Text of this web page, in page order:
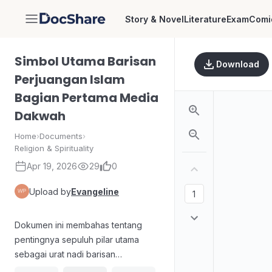
DocShare Story & NovelLiteratureExam
Simbol Utama Barisan
Perjuangan Islam
Bagian Pertama Media
Dakwah
Home›Documents›
Religion & Spirituality
Apr 19, 2026 29 0
Upload byEvangeline
Dokumen ini membahas tentang
pentingnya sepuluh pilar utama
sebagai urat nadi barisan
Download